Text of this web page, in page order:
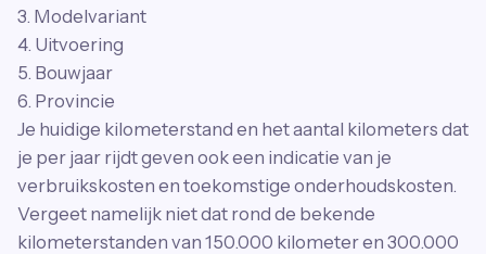
3. Modelvariant
4. Uitvoering
5. Bouwjaar
6. Provincie
Je huidige kilometerstand en het aantal kilometers dat
je per jaar rijdt geven ook een indicatie van je
verbruikskosten en toekomstige onderhoudskosten.
Vergeet namelijk niet dat rond de bekende
kilometerstanden van 150.000 kilometer en 300.000